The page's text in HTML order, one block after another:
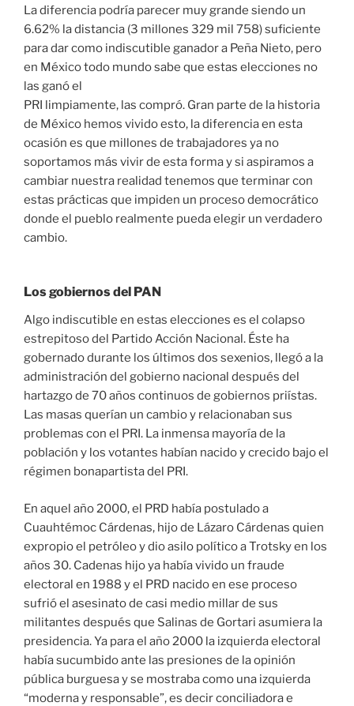
La diferencia podría parecer muy grande siendo un
6.62% la distancia (3 millones 329 mil 758) suficiente
para dar como indiscutible ganador a Peña Nieto, pero
en México todo mundo sabe que estas elecciones no
las ganó el
PRI limpiamente, las compró. Gran parte de la historia
de México hemos vivido esto, la diferencia en esta
ocasión es que millones de trabajadores ya no
soportamos más vivir de esta forma y si aspiramos a
cambiar nuestra realidad tenemos que terminar con
estas prácticas que impiden un proceso democrático
donde el pueblo realmente pueda elegir un verdadero
cambio.
Los gobiernos del PAN
Algo indiscutible en estas elecciones es el colapso
estrepitoso del Partido Acción Nacional. Éste ha
gobernado durante los últimos dos sexenios, llegó a la
administración del gobierno nacional después del
hartazgo de 70 años continuos de gobiernos priístas.
Las masas querían un cambio y relacionaban sus
problemas con el PRI. La inmensa mayoría de la
población y los votantes habían nacido y crecido bajo el
régimen bonapartista del PRI.
En aquel año 2000, el PRD había postulado a
Cuauhtémoc Cárdenas, hijo de Lázaro Cárdenas quien
expropio el petróleo y dio asilo político a Trotsky en los
años 30. Cadenas hijo ya había vivido un fraude
electoral en 1988 y el PRD nacido en ese proceso
sufrió el asesinato de casi medio millar de sus
militantes después que Salinas de Gortari asumiera la
presidencia. Ya para el año 2000 la izquierda electoral
había sucumbido ante las presiones de la opinión
pública burguesa y se mostraba como una izquierda
“moderna y responsable”, es decir conciliadora e